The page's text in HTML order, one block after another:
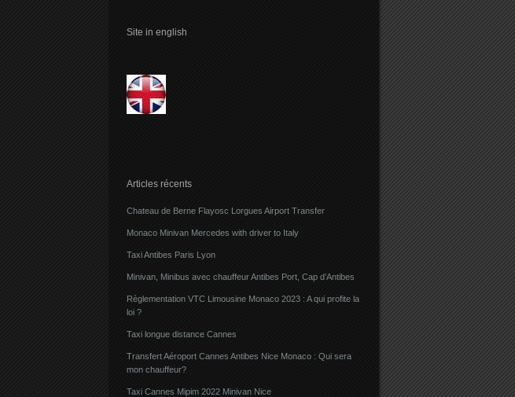
Site in english
Articles récents
Chateau de Berne Flayosc Lorgues Airport Transfer
Monaco Minivan Mercedes with driver to Italy
Taxi Antibes Paris Lyon
Minivan, Minibus avec chauffeur Antibes Port, Cap d’Antibes
Règlementation VTC Limousine Monaco 2023 : A qui profite la
loi ?
Taxi longue distance Cannes
Transfert Aéroport Cannes Antibes Nice Monaco : Qui sera
mon chauffeur?
Taxi Cannes Mipim 2022 Minivan Nice